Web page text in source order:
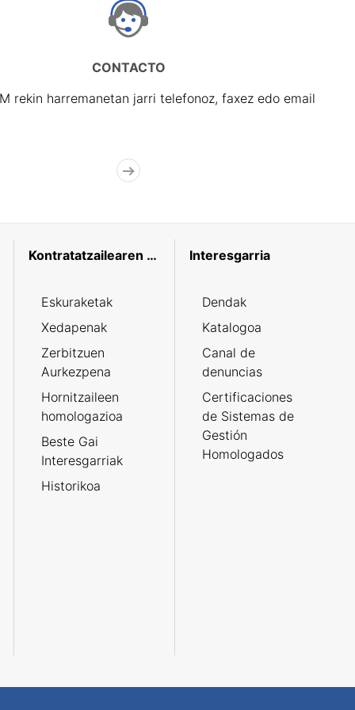
CONTACTO
rekin harremanetan jarri telefonoz, faxez edo email
Kontratatzailearen profila
Eskuraketak
Xedapenak
Zerbitzuen
Aurkezpena
Hornitzaileen
homologazioa
Beste Gai
Interesgarriak
Historikoa
Interesgarria
Dendak
Katalogoa
Canal de
denuncias
Certificaciones
de Sistemas de
Gestión
Homologados